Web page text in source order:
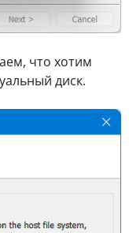
что хотим
диск.